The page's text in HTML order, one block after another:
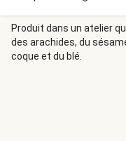
moulu. Ici, il vient
déjà quelque peu
Produit dans un atelier
des arachides, du
coque et du blé.